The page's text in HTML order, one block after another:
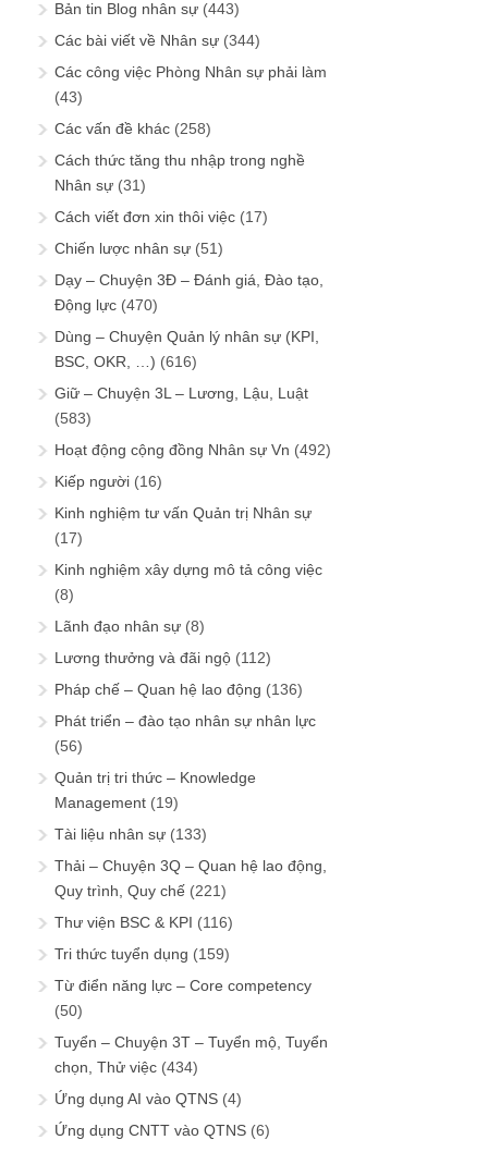
Bản tin Blog nhân sự (443)
Các bài viết về Nhân sự (344)
Các công việc Phòng Nhân sự phải làm
(43)
Các vấn đề khác (258)
Cách thức tăng thu nhập trong nghề
Nhân sự (31)
Cách viết đơn xin thôi việc (17)
Chiến lược nhân sự (51)
Dạy – Chuyện 3Đ – Đánh giá, Đào tạo,
Động lực (470)
Dùng – Chuyện Quản lý nhân sự (KPI,
BSC, OKR, …) (616)
Giữ – Chuyện 3L – Lương, Lậu, Luật
(583)
Hoạt động cộng đồng Nhân sự Vn (492)
Kiếp người (16)
Kinh nghiệm tư vấn Quản trị Nhân sự
(17)
Kinh nghiệm xây dựng mô tả công việc
(8)
Lãnh đạo nhân sự (8)
Lương thưởng và đãi ngộ (112)
Pháp chế – Quan hệ lao động (136)
Phát triển – đào tạo nhân sự nhân lực
(56)
Quản trị tri thức – Knowledge
Management (19)
Tài liệu nhân sự (133)
Thải – Chuyện 3Q – Quan hệ lao động,
Quy trình, Quy chế (221)
Thư viện BSC & KPI (116)
Tri thức tuyển dụng (159)
Từ điển năng lực – Core competency
(50)
Tuyển – Chuyện 3T – Tuyển mộ, Tuyển
chọn, Thử việc (434)
Ứng dụng AI vào QTNS (4)
Ứng dụng CNTT vào QTNS (6)